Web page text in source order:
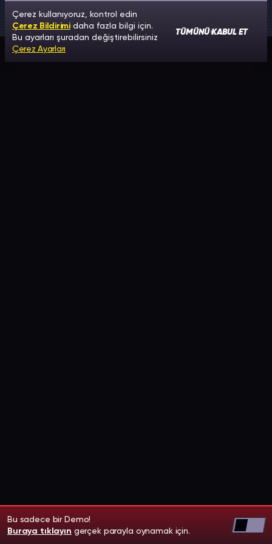
Bu sadece bir Demo!
Buraya tıklayın gerçek parayla oynamak için.
Çerez kullanıyoruz, kontrol edin
Çerez Bildirimidaha fazla bilgi için.
Bu ayarları şuradan değiştirebilirsiniz
Çerez Ayarları
TÜMÜNÜ KABUL ET